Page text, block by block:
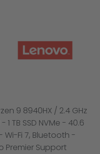
9 8940HX / 2.4 GHz
1 TB SSD NVMe - 40.6
Wi-Fi 7, Bluetooth -
Premier Support